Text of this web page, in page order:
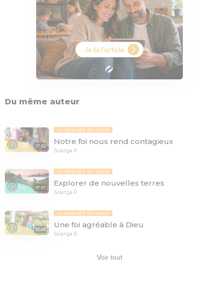
Du même auteur
07:52
LA PENSÉE DU JOUR
Notre foi nous rend contagieux
Solange R.
07:37
LA PENSÉE DU JOUR
Explorer de nouvelles terres
Solange R.
07:48
LA PENSÉE DU JOUR
Une foi agréable à Dieu
Solange R.
Voir tout